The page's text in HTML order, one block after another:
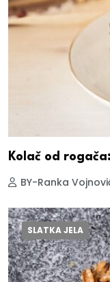
Kolač od
BY-Ranka
SLATKA JELA